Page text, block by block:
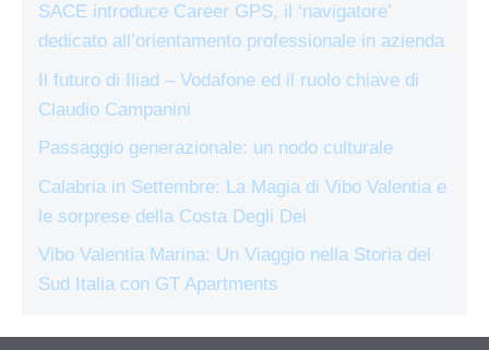
SACE introduce Career GPS, il ‘navigatore’
dedicato all’orientamento professionale in azienda
Il futuro di Iliad – Vodafone ed il ruolo chiave di
Claudio Campanini
Passaggio generazionale: un nodo culturale
Calabria in Settembre: La Magia di Vibo Valentia e
le sorprese della Costa Degli Dei
Vibo Valentia Marina: Un Viaggio nella Storia del
Sud Italia con GT Apartments